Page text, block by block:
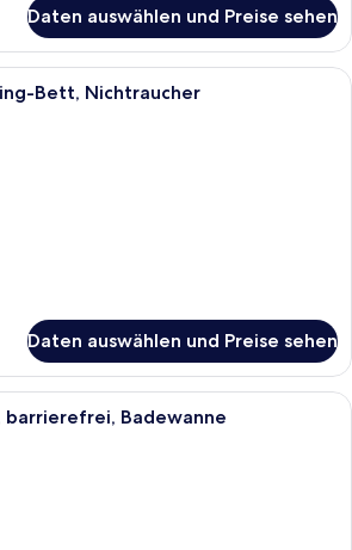
Daten auswählen und Preise sehen
Ein Hotelzimmer mit einem großen
Bett, Nichtraucher
Daten auswählen und Preise sehen
Ein Zimmer mit Blick auf eine
barrierefrei, Badewanne